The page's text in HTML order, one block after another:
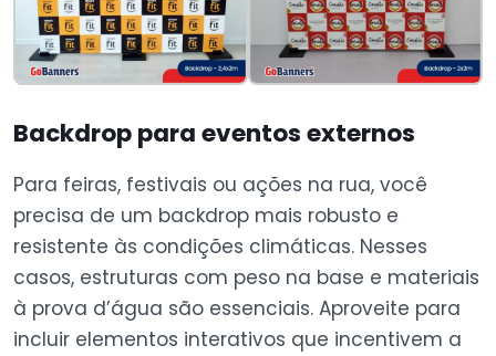
Backdrop para eventos externos
Para feiras, festivais ou ações na rua, você
precisa de um backdrop mais robusto e
resistente às condições climáticas. Nesses
casos, estruturas com peso na base e materiais
à prova d’água são essenciais. Aproveite para
incluir elementos interativos que incentivem a